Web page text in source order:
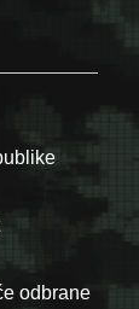
odbrane